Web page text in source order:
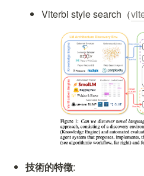
Viterbi style search（
技術的特徴: